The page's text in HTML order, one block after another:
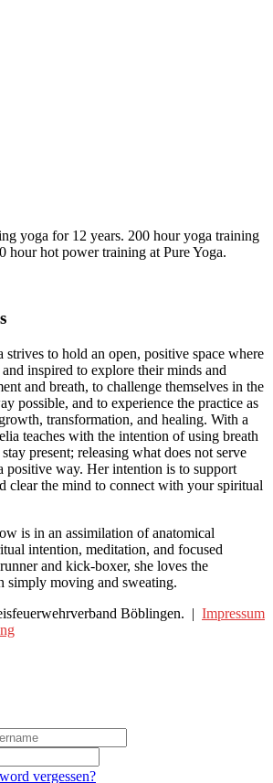
yoga for 12 years. 200 hour yoga training
hour hot power training at Pure Yoga.
strives to hold an open, positive space where
inspired to explore their minds and
and breath, to challenge themselves in the
possible, and to experience the practice as
transformation, and healing. With a
teaches with the intention of using breath
present; releasing what does not serve
positive way. Her intention is to support
clear the mind to connect with your spiritual
is in an assimilation of anatomical
intention, meditation, and focused
and kick-boxer, she loves the
simply moving and sweating.
Böblingen. | Impressum
vergessen?